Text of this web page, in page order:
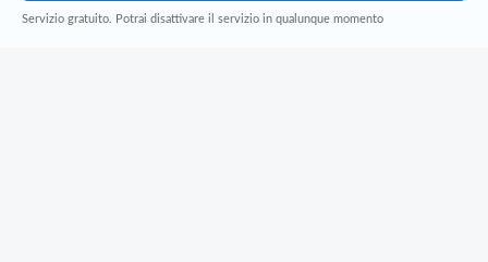
Servizio gratuito. Potrai disattivare il servizio in qualunque momento